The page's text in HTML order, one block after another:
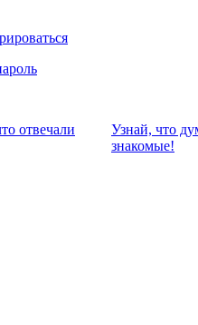
отвeчали
Узнай, что
знакомые!